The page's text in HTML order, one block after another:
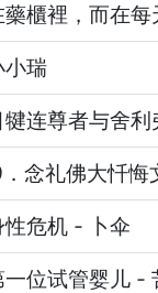
櫃裡，而在
小瑞
犍连尊者与舍
．念礼佛大忏
性危机 - 卜伞
位试管婴儿 -